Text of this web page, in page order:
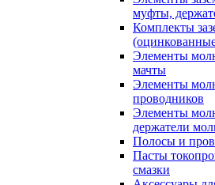
муфты,
Комплекты
Элементы
мачты
Элементы
проводников
Элементы
держатели
Полосы и
Пасты
смазки